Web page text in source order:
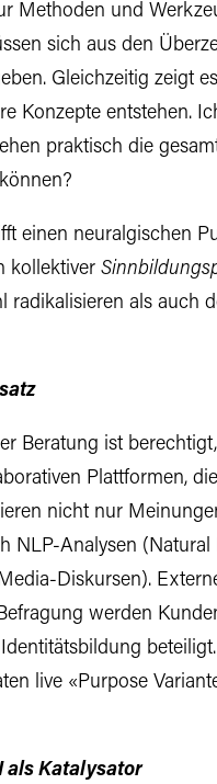
Methoden und
sich aus den
Gleichzeitig zeigt
Konzepte entstehen.
praktisch die
einen neuralgischen
kollektiver
als auch
Beratung ist
Plattformen,
nicht nur
NLP-Analysen
Diskursen).
werden
live «Purpose
als Katalysator